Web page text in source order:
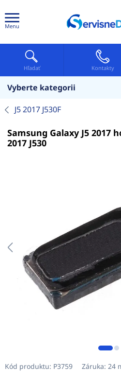
Menu
Hľadať Kontakty
Vyberte kategorii
J5 2017 J530F
Samsung Galaxy J5 2017
2017 J530
Kód produktu: P3759 Záruka: 24